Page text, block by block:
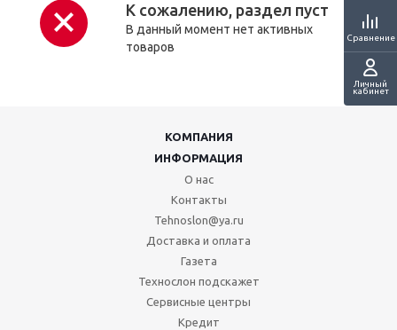
Сравнение
Личный
кабинет
К сожалению, раздел пуст
В данный момент нет активных
товаров
КОМПАНИЯ
ИНФОРМАЦИЯ
О нас
Контакты
Tehnoslon@ya.ru
Доставка и оплата
Газета
Технослон подскажет
Сервисные центры
Кредит